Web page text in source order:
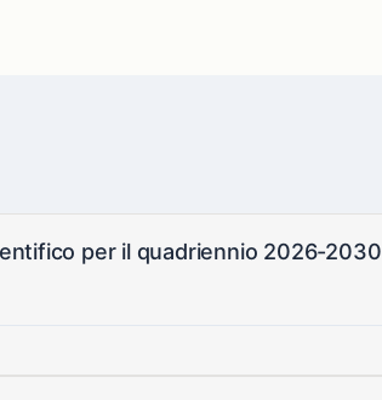
per il quadriennio 2026-2030